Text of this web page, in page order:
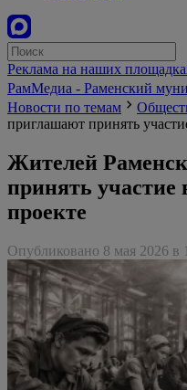
Реклама на наших
РамМедиа - Раменский
Новости по темам
приглашают принять
Жителей
принять участие
проекте
Опубликовано 8 мая 2026 в